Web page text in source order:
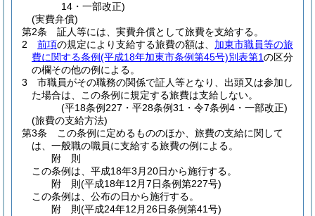
14・一部改正)
(実費弁償)
第2条
証人等には、実費弁償として旅費を支給する。
2
前項の規定により支給する旅費の額は、 加東市職員等の旅
費に関する条例(平成18年加東市条例第45号)別表第1の区分
の欄その他の例による。
3
市職員がその職務の関係で証人等となり、出頭又は参加し
た場合は、この条例に規定する旅費は支給しない。
(平18条例227・平28条例31・令7条例4・一部改正)
(旅費の支給方法)
第3条
この条例に定めるもののほか、旅費の支給に関して
は、一般職の職員に支給する旅費の例による。
附 則
この条例は、平成18年3月20日から施行する。
附 則(平成18年12月7日条例第227号)
この条例は、公布の日から施行する。
附 則(平成24年12月26日条例第41号)